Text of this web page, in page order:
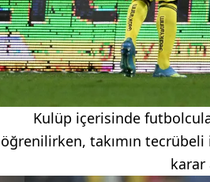
Kulüp içerisinde
öğrenilirken, takımın
karar